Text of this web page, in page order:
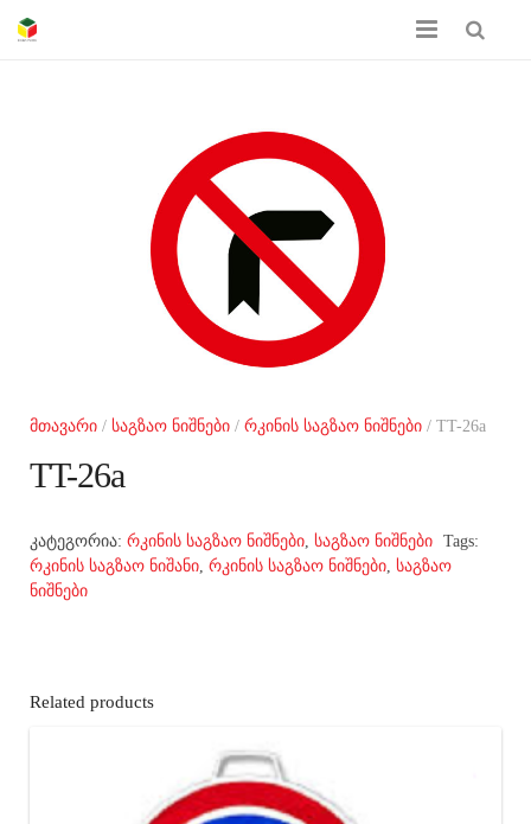
პროდუქციის კატალოგი
სერთიფიკატები
მთავარი / საგზაო ნიშნები / რკინის საგზაო ნიშნები / TT-26a
TT-26a
კატეგორია: რკინის საგზაო ნიშნები საგზაო ნიშნები Tags:
რკინის საგზაო ნიშანი რკინის საგზაო ნიშნები საგზაო
ნიშნები
Related products